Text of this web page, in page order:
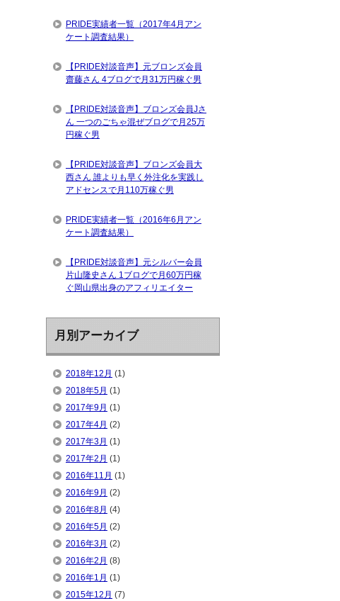
PRIDE実績者一覧（2017年4月アン
ケート調査結果）
【PRIDE対談音声】元ブロンズ会員
齋藤さん 4ブログで月31万円稼ぐ男
【PRIDE対談音声】ブロンズ会員Jさ
ん 一つのごちゃ混ぜブログで月25万
円稼ぐ男
【PRIDE対談音声】ブロンズ会員大
西さん 誰よりも早く外注化を実践し
アドセンスで月110万稼ぐ男
PRIDE実績者一覧（2016年6月アン
ケート調査結果）
【PRIDE対談音声】元シルバー会員
片山隆史さん 1ブログで月60万円稼
ぐ岡山県出身のアフィリエイター
月別アーカイブ
2018年12月 (1)
2018年5月 (1)
2017年9月 (1)
2017年4月 (2)
2017年3月 (1)
2017年2月 (1)
2016年11月 (1)
2016年9月 (2)
2016年8月 (4)
2016年5月 (2)
2016年3月 (2)
2016年2月 (8)
2016年1月 (1)
2015年12月 (7)